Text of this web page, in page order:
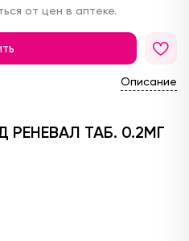
от цен в аптеке.
Описание
РЕНЕВАЛ ТАБ. 0.2МГ